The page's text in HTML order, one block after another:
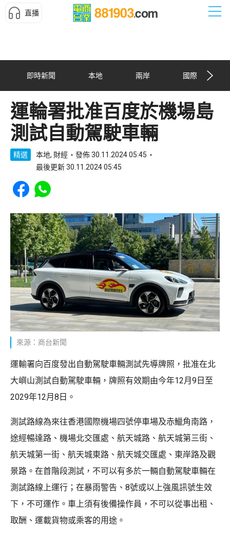
直播
即時新聞 本地 兩岸 國際
運輪署批准百度於機場島
測試自動駕駛車輛
精選 本地, 財經
發佈 30.11.2024 05:45
最後更新 30.11.2024 05:45
Share to Facebook
Share to WhatsApp
來源：商台新聞
運輸署向百度發出自動駕駛車輛測試先導牌照，批准在北
大嶼山測試自動駕駛車輛，牌照有效期由今年12月9日至
2029年12月8日。
測試路線為來往香港國際機場四號停車場及赤鱲角南路，
途經暢達路、機場北交匯處、航天城路、航天城第三街、
航天城第一街、航天城東路、航天城交匯處、東岸路及觀
景路。在首階段測試，不可以有多於一輛自動駕駛車輛在
測試路線上運行；在暴雨警告、8號或以上強風訊號生效
下，不可運作。車上須有後備操作員，不可以從事出租、
取酬、運載貨物或乘客的用途。